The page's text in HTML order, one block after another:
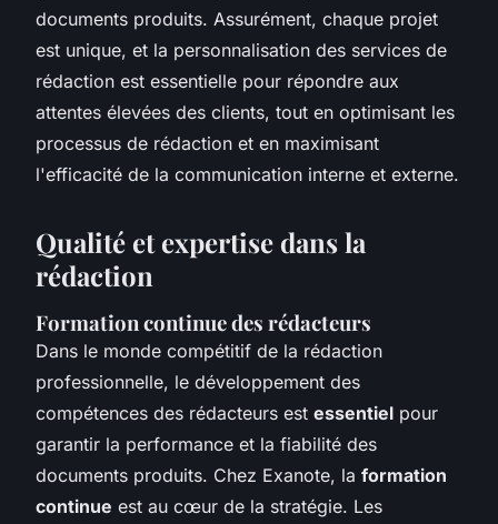
documents produits. Assurément, chaque projet
est unique, et la personnalisation des services de
rédaction est essentielle pour répondre aux
attentes élevées des clients, tout en optimisant les
processus de rédaction et en maximisant
l'efficacité de la communication interne et externe.
Qualité et expertise dans la
rédaction
Formation continue des rédacteurs
Dans le monde compétitif de la rédaction
professionnelle, le développement des
compétences des rédacteurs est essentiel pour
garantir la performance et la fiabilité des
documents produits. Chez Exanote, la formation
continue est au cœur de la stratégie. Les